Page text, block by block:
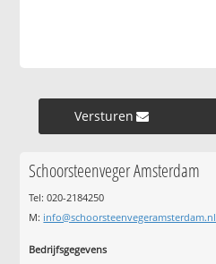
Versturen »
Schoorsteenveger Amsterdam
Tel: 020-2184250
M: info@schoorsteenvegeramsterdam.nl
Bedrijfsgegevens